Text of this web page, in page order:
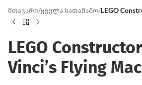
მთავარი/ყველა სათამაშო/LEGO
LEGO
Vinci’s Flying